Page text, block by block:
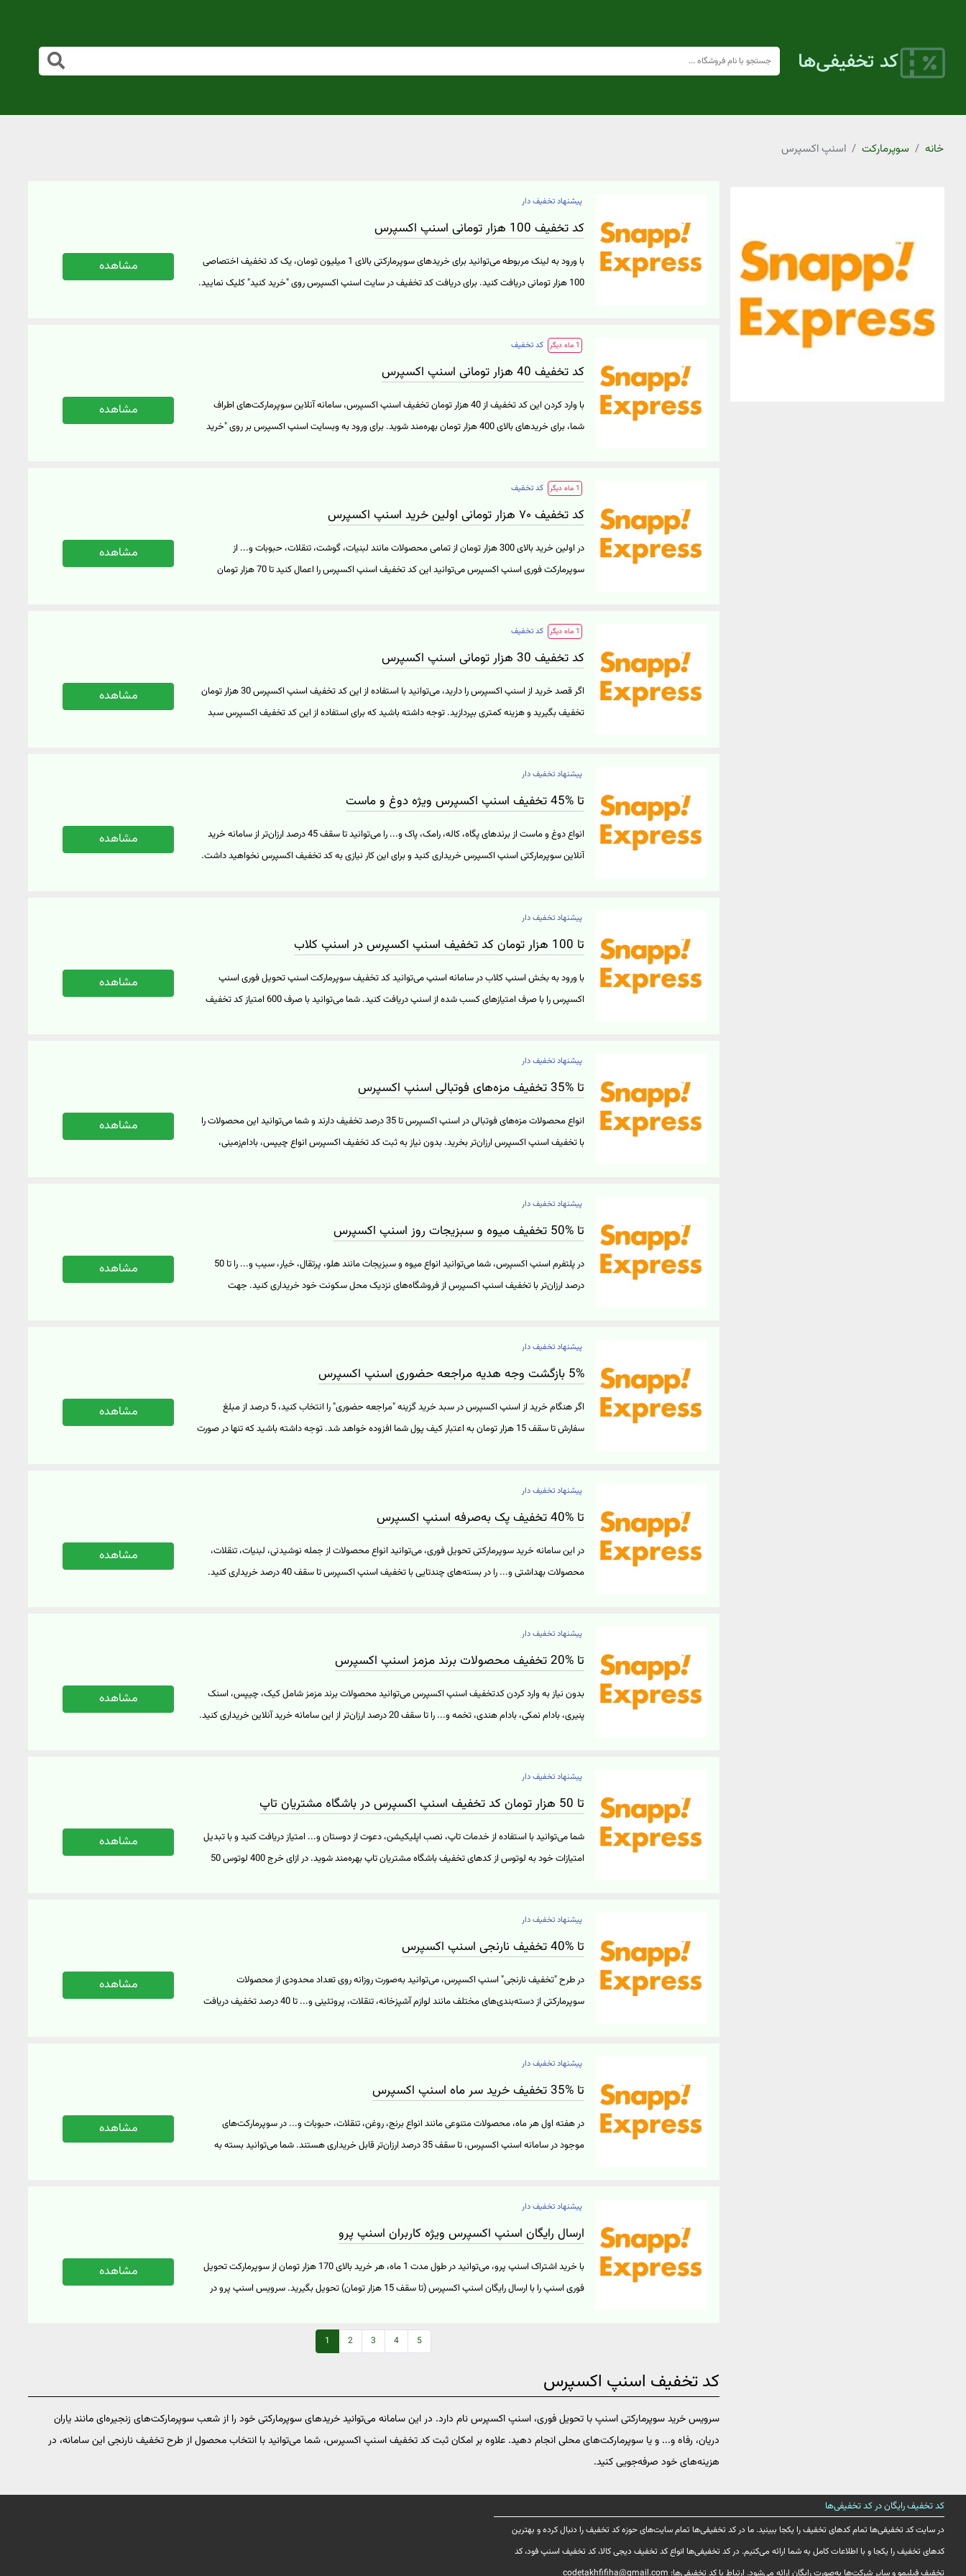
خانه سوپرمارکت اسنپ اکسپرس
پیشنهاد تخفیف دار
کد تخفیف 100 هزار تومانی اسنپ اکسپرس
با ورود به لینک مربوطه می‌توانید برای خریدهای سوپرمارکتی بالای 1 میلیون تومان، یک کد تخفیف اختصاصی
100 هزار تومانی دریافت کنید. برای دریافت کد تخفیف در سایت اسنپ اکسپرس روی "خرید کنید" کلیک نمایید.
مشاهده
1 ماه دیگر کد تخفیف
کد تخفیف 40 هزار تومانی اسنپ اکسپرس
با وارد کردن این کد تخفیف از 40 هزار تومان تخفیف اسنپ اکسپرس، سامانه آنلاین سوپرمارکت‌های اطراف
شما، برای خریدهای بالای 400 هزار تومان بهره‌مند شوید. برای ورود به وبسایت اسنپ اکسپرس بر روی "خرید
مشاهده
1 ماه دیگر کد تخفیف
کد تخفیف ۷۰ هزار تومانی اولین خرید اسنپ اکسپرس
در اولین خرید بالای 300 هزار تومان از تمامی محصولات مانند لبنیات، گوشت، تنقلات، حبوبات و... از
سوپرمارکت فوری اسنپ اکسپرس می‌توانید این کد تخفیف اسنپ اکسپرس را اعمال کنید تا 70 هزار تومان
مشاهده
1 ماه دیگر کد تخفیف
کد تخفیف 30 هزار تومانی اسنپ اکسپرس
اگر قصد خرید از اسنپ اکسپرس را دارید، می‌توانید با استفاده از این کد تخفیف اسنپ اکسپرس 30 هزار تومان
تخفیف بگیرید و هزینه کمتری بپردازید. توجه داشته باشید که برای استفاده از این کد تخفیف اکسپرس سبد
دمنوش، شیرینی و آجیل، محصولات بهداشتی زنان و... را از اسنپ اکسپرس ارزان‌تر تهیه کنید. برای استفاده از
این کد تخفیف اسنپ اکسپرس و ورود به وب‌سایت اسنپ اکسپرس بر روی "خرید کنید" کلیک نمایید.
مشاهده
پیشنهاد تخفیف دار
تا %45 تخفیف اسنپ اکسپرس ویژه دوغ و ماست
انواع دوغ و ماست از برندهای پگاه، کاله، رامک، پاک و... را می‌توانید تا سقف 45 درصد ارزان‌تر از سامانه خرید
آنلاین سوپرمارکتی اسنپ اکسپرس خریداری کنید و برای این کار نیازی به کد تخفیف اکسپرس نخواهید داشت.
داشت. برای استفاده از تخفیف سوپرمارکت اسنپ و مشاهده این محصولات تخفیف‌دار در وبسایت اسنپ
اکسپرس بر روی "خرید کنید" کلیک نمایید.
مشاهده
پیشنهاد تخفیف دار
تا 100 هزار تومان کد تخفیف اسنپ اکسپرس در اسنپ کلاب
با ورود به بخش اسنپ کلاب در سامانه اسنپ می‌توانید کد تخفیف سوپرمارکت اسنپ تحویل فوری اسنپ
اکسپرس را با صرف امتیازهای کسب شده از اسنپ دریافت کنید. شما می‌توانید با صرف 600 امتیاز کد تخفیف
تخفیف اسنپ اکسپرس بهره‌مند شوید. توجه داشته باشید کدهای تخفیف سوپرمارکت اسنپ در حساب‌های
کاربری مختلف ممکن است متفاوت باشد. لازم به ذکر است که با مراجعه به بخش جایزه‌های دریافتی، کد
اسنپ بر روی "خرید کنید" کلیک نمایید.
مشاهده
پیشنهاد تخفیف دار
تا %35 تخفیف مزه‌های فوتبالی اسنپ اکسپرس
انواع محصولات مزه‌های فوتبالی در اسنپ اکسپرس تا 35 درصد تخفیف دارند و شما می‌توانید این محصولات را
با تخفیف اسنپ اکسپرس ارزان‌تر بخرید. بدون نیاز به ثبت کد تخفیف اکسپرس انواع چیپس، بادام‌زمینی،
مشاهده
پیشنهاد تخفیف دار
تا %50 تخفیف میوه و سبزیجات روز اسنپ اکسپرس
در پلتفرم اسنپ اکسپرس، شما می‌توانید انواع میوه و سبزیجات مانند هلو، پرتقال، خیار، سیب و... را تا 50
درصد ارزان‌تر با تخفیف اسنپ اکسپرس از فروشگاه‌های نزدیک محل سکونت خود خریداری کنید. جهت
مشاهده
پیشنهاد تخفیف دار
5% بازگشت وجه هدیه مراجعه حضوری اسنپ اکسپرس
اگر هنگام خرید از اسنپ اکسپرس در سبد خرید گزینه "مراجعه حضوری" را انتخاب کنید، 5 درصد از مبلغ
سفارش تا سقف 15 هزار تومان به اعتبار کیف پول شما افزوده خواهد شد. توجه داشته باشید که تنها در صورت
تخفیف اکسپرس بهره‌مند خواهید شد. برای ورود به وب‌سایت اسنپ اکسپرس و مشاهده فروشگاه‌هایی که
امکان مراجعه حضوری دارند بر روی "خرید کنید" کلیک نمایید.
مشاهده
پیشنهاد تخفیف دار
تا %40 تخفیف پک به‌صرفه اسنپ اکسپرس
در این سامانه خرید سوپرمارکتی تحویل فوری، می‌توانید انواع محصولات از جمله نوشیدنی، لبنیات، تنقلات،
محصولات بهداشتی و... را در بسته‌های چندتایی با تخفیف اسنپ اکسپرس تا سقف 40 درصد خریداری کنید.
روی "خرید کنید" کلیک نمایید.
مشاهده
پیشنهاد تخفیف دار
تا %20 تخفیف محصولات برند مزمز اسنپ اکسپرس
بدون نیاز به وارد کردن کدتخفیف اسنپ اکسپرس می‌توانید محصولات برند مزمز شامل کیک، چیپس، اسنک
پنیری، بادام نمکی، بادام هندی، تخمه و... را تا سقف 20 درصد ارزان‌تر از این سامانه خرید آنلاین خریداری کنید.
مشاهده
پیشنهاد تخفیف دار
تا 50 هزار تومان کد تخفیف اسنپ اکسپرس در باشگاه مشتریان تاپ
شما می‌توانید با استفاده از خدمات تاپ، نصب اپلیکیشن، دعوت از دوستان و... امتیاز دریافت کنید و با تبدیل
امتیازات خود به لوتوس از کدهای تخفیف باشگاه مشتریان تاپ بهره‌مند شوید. در ازای خرج 400 لوتوس 50
نصب اپلیکیشن و ورود به وب‌سایت تاپ برای دریافت تخفیف اسنپ اکسپرس بر روی "خرید کنید" کلیک نمایید.
مشاهده
پیشنهاد تخفیف دار
تا %40 تخفیف نارنجی اسنپ اکسپرس
در طرح "تخفیف نارنجی" اسنپ اکسپرس، می‌توانید به‌صورت روزانه روی تعداد محدودی از محصولات
سوپرمارکتی از دسته‌بندی‌های مختلف مانند لوازم آشپزخانه، تنقلات، پروتئینی و... تا 40 درصد تخفیف دریافت
می‌شود. همچنین این طرح با توجه به محل زندگی شما در ساعت‌های مختلفی از روز فعال است و تخفیف‌ها کنار
هر محصول به رنگ نارنجی به‌صورت درصد نشان داده شده است. برای ورود به وبسایت اسنپ اکسپرس بر روی
مشاهده
پیشنهاد تخفیف دار
تا %35 تخفیف خرید سر ماه اسنپ اکسپرس
در هفته اول هر ماه، محصولات متنوعی مانند انواع برنج، روغن، تنقلات، حبوبات و... در سوپرمارکت‌های
موجود در سامانه اسنپ اکسپرس، تا سقف 35 درصد ارزان‌تر قابل خریداری هستند. شما می‌توانید بسته به
بر روی "خرید کنید" کلیک نمایید.
مشاهده
پیشنهاد تخفیف دار
ارسال رایگان اسنپ اکسپرس ویژه کاربران اسنپ پرو
با خرید اشتراک اسنپ پرو، می‌توانید در طول مدت 1 ماه، هر خرید بالای 170 هزار تومان از سوپرمارکت تحویل
فوری اسنپ را با ارسال رایگان اسنپ اکسپرس (تا سقف 15 هزار تومان) تحویل بگیرید. سرویس اسنپ پرو در
وارد صفحه خرید اسنپ پرو شوید و اشتراک آن را خریداری کنید. در این سرویس علاوه بر تخفیف‌ اسنپ
اکسپرس تخفیف‌هایی متنوع برای اسنپ و اسنپ فود نیز دریافت خواهید کرد. برای ورود به وبسایت اسنپ بر
مشاهده
1 2 3 4 5
کد تخفیف اسنپ اکسپرس
سرویس خرید سوپرمارکتی اسنپ با تحویل فوری، اسنپ اکسپرس نام دارد. در این سامانه می‌توانید خریدهای سوپرمارکتی خود را از شعب سوپرمارکت‌های زنجیره‌ای مانند یاران
دریان، رفاه و... و یا سوپرمارکت‌های محلی انجام دهید. علاوه بر امکان ثبت کد تخفیف اسنپ اکسپرس، شما می‌توانید با انتخاب محصول از طرح تخفیف نارنجی این سامانه، در
هزینه‌های خود صرفه‌جویی کنید.
کد تخفیف رایگان در کد تخفیفی‌ها
در سایت کد تخفیفی‌ها تمام کدهای تخفیف را یکجا ببینید. ما در کد تخفیفی‌ها تمام سایت‌های حوزه کد تخفیف را دنبال کرده و بهترین
کدهای تخفیف را یکجا و با اطلاعات کامل به شما ارائه می‌کنیم. در کد تخفیفی‌ها انواع کد تخفیف دیجی کالا، کد تخفیف اسنپ فود، کد
تخفیف فیلیمو و سایر شرکت‌ها به‌صورت رایگان ارائه می‌شود. ارتباط با کد تخفیفی‌ها: codetakhfifiha@gmail.com